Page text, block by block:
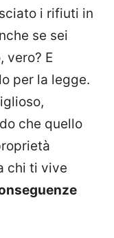
i rifiuti in
se sei
vero? E
per la legge.
che quello
chi ti vive